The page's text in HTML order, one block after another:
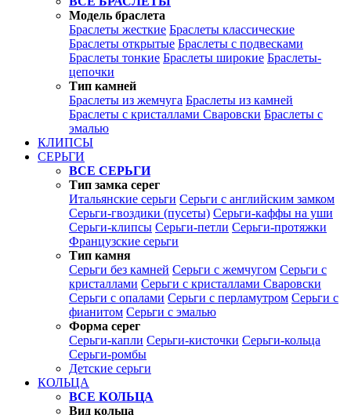
Модель браслета
Браслеты жесткие Браслеты классические
Браслеты открытые Браслеты с подвесками
Браслеты тонкие Браслеты широкие Браслеты-
цепочки
Тип камней
Браслеты из жемчуга Браслеты из камней
Браслеты с кристаллами Сваровски Браслеты с
эмалью
КЛИПСЫ
СЕРЬГИ
ВСЕ СЕРЬГИ
Тип замка серег
Итальянские серьги Серьги с английским замком
Серьги-гвоздики (пусеты) Серьги-каффы на уши
Серьги-клипсы Серьги-петли Серьги-протяжки
Французские серьги
Тип камня
Серьги без камней Серьги с жемчугом Серьги с
кристаллами Серьги с кристаллами Сваровски
Серьги с опалами Серьги с перламутром Серьги с
фианитом Серьги с эмалью
Форма серег
Серьги-капли Серьги-кисточки Серьги-кольца
Серьги-ромбы
Детские серьги
КОЛЬЦА
ВСЕ КОЛЬЦА
Вид кольца